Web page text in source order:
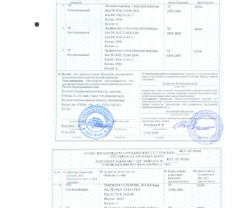
Сертификат о происхождении
товара